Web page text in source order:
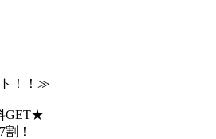
！！≫
GET★
！